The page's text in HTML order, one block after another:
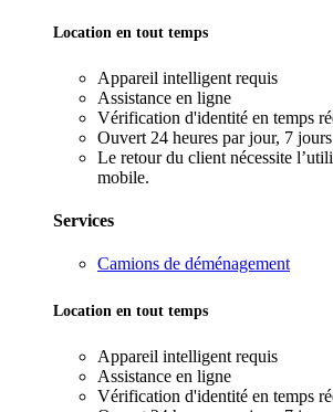
Location en tout temps
Appareil intelligent requis
Assistance en ligne
Vérification d'identité en temps
Ouvert 24 heures par jour, 7
Le retour du client nécessite
mobile.
Services
Camions de déménagement
Location en tout temps
Appareil intelligent requis
Assistance en ligne
Vérification d'identité en temps